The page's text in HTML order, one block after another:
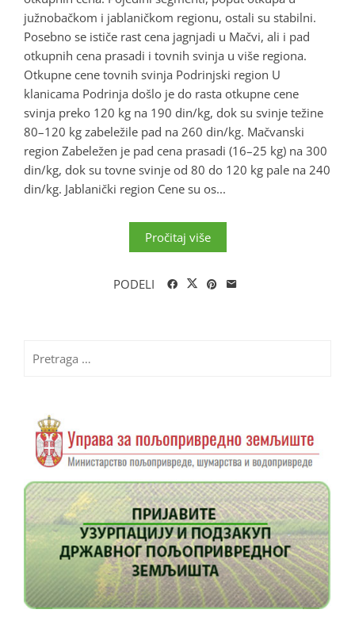
južnobačkom i jablaničkom regionu, ostali su stabilni.
Posebno se ističe rast cena jagnjadi u Mačvi, ali i pad
otkupnih cena prasadi i tovnih svinja u više regiona.
Otkupne cene tovnih svinja Podrinjski region U
klanicama Podrinja došlo je do rasta otkupne cene
svinja preko 120 kg na 190 din/kg, dok su svinje težine
80–120 kg zabeležile pad na 260 din/kg. Mačvanski
region Zabeležen je pad cena prasadi (16–25 kg) na 300
din/kg, dok su tovne svinje od 80 do 120 kg pale na 240
din/kg. Jablanički region Cene su os...
Pročitaj više
PODELI
za: